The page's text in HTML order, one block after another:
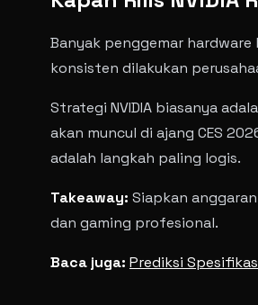
Banyak penggemar
konsisten dilakukan
Strategi NVIDIA biasanya
akan muncul di ajang CES
adalah langkah paling logis.
Takeaway: Siapkan
dan gaming profesional.
Baca juga: Prediksi